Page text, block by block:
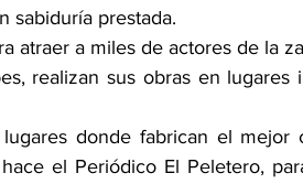
sabiduría prestada.
atraer a miles de actores de la
realizan sus obras en
donde fabrican el mejor
el Periódico El Peletero,